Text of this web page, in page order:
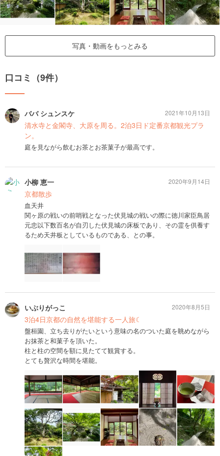
写真・動画をもっとみる
口コミ（9件）
ババ シュンスケ
清水寺と金閣寺、大原を周る。2泊3日ド定番京都観光プラ
ン。
庭を見ながら飲むお茶とお茶菓子が最高です。
2021年10月13日
小柳 恵一
京都散歩
血天井
関ヶ原の戦いの前哨戦となった伏見城の戦いの際に徳川家臣鳥居
元忠以下数百名が自刃した伏見城の床板であり、その霊を供養す
るため天井板としているものである、との事。
2020年9月14日
いぶりがっこ
3泊4日京都の自然を堪能する一人旅☾
盤桓園、立ち去りがたいという意味の名のついた庭を眺めながら
お抹茶と和菓子を頂いた。
柱と柱の空間を額に見たてて観賞する。
とても贅沢な時間を堪能。
2020年8月5日